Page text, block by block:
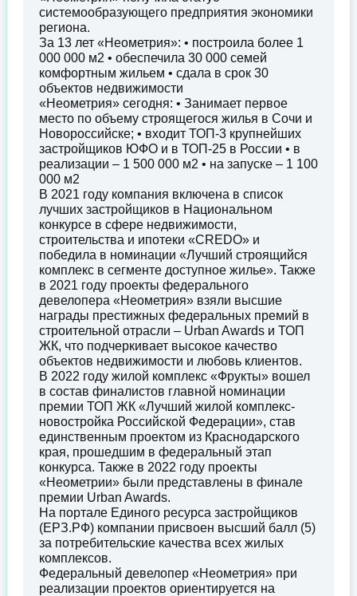
системообразующего предприятия экономики
региона.
За 13 лет «Неометрия»: • построила более 1
000 000 м2 • обеспечила 30 000 семей
комфортным жильем • сдала в срок 30
объектов недвижимости
«Неометрия» сегодня: • Занимает первое
место по объему строящегося жилья в Сочи и
Новороссийске; • входит ТОП-3 крупнейших
застройщиков ЮФО и в ТОП-25 в России • в
реализации – 1 500 000 м2 • на запуске – 1 100
000 м2
В 2021 году компания включена в список
лучших застройщиков в Национальном
конкурсе в сфере недвижимости,
строительства и ипотеки «CREDO» и
победила в номинации «Лучший строящийся
комплекс в сегменте доступное жилье». Также
в 2021 году проекты федерального
девелопера «Неометрия» взяли высшие
награды престижных федеральных премий в
строительной отрасли – Urban Awards и ТОП
ЖК, что подчеркивает высокое качество
объектов недвижимости и любовь клиентов.
В 2022 году жилой комплекс «Фрукты» вошел
в состав финалистов главной номинации
премии ТОП ЖК «Лучший жилой комплекс-
новостройка Российской Федерации», став
единственным проектом из Краснодарского
края, прошедшим в федеральный этап
конкурса. Также в 2022 году проекты
«Неометрии» были представлены в финале
премии Urban Awards.
На портале Единого ресурса застройщиков
(ЕРЗ.РФ) компании присвоен высший балл (5)
за потребительские качества всех жилых
комплексов.
Федеральный девелопер «Неометрия» при
реализации проектов ориентируется на